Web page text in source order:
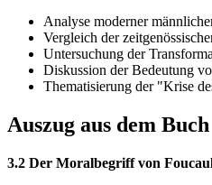
Analyse moderner
Vergleich der
Untersuchung der
Diskussion der Bedeutung
Thematisierung der "Krise
Auszug aus dem Buch
3.2 Der Moralbegriff von